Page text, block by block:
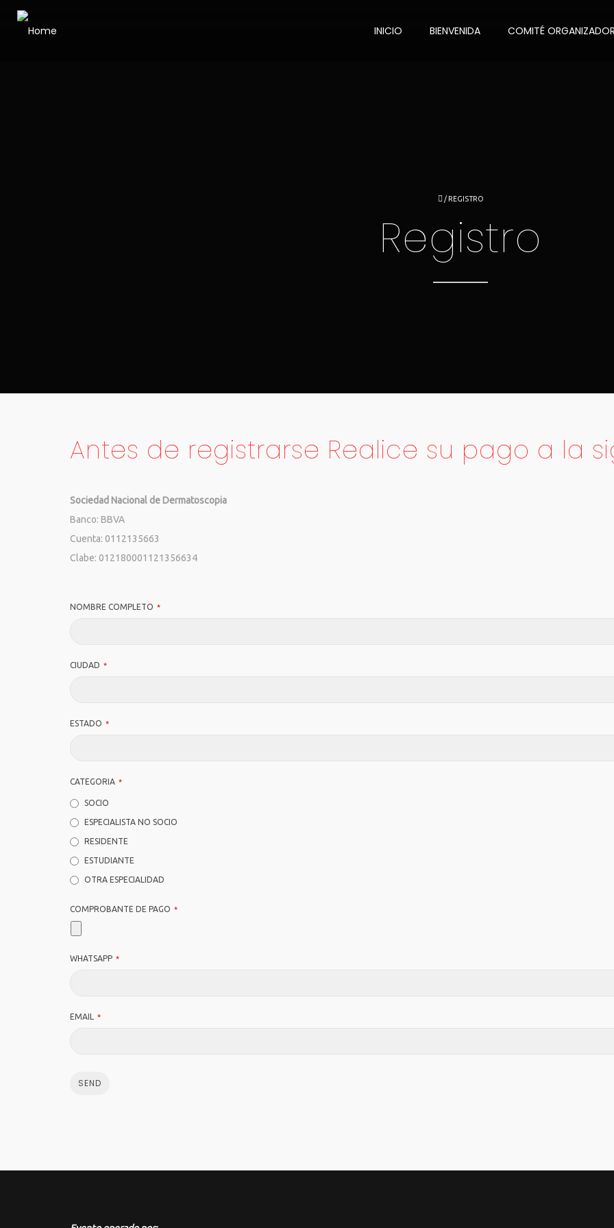
INICIO BIENVENIDA COMITÉ ORGANIZADOR
/ REGISTRO
Registro
Antes de registrarse Realice su pago a la
Sociedad Nacional de Dermatoscopia
Banco: BBVA
Cuenta: 0112135663
Clabe: 012180001121356634
NOMBRE COMPLETO *
CIUDAD *
ESTADO *
CATEGORIA *
SOCIO
ESPECIALISTA NO SOCIO
RESIDENTE
ESTUDIANTE
OTRA ESPECIALIDAD
COMPROBANTE DE PAGO *
WHATSAPP *
EMAIL *
SEND